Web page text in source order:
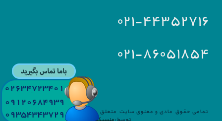
۰۲۱-۴۴۳۵۲۷۱۶
۰۲۱-۸۶۰۵۱۸۵۴
تمامی حقوق مادی و معنوی سایت متعلق به آریا سرویسمی باشد.طراحی